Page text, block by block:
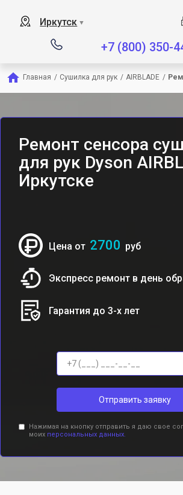
Иркутск ▼
+7 (800) 350-
Главная / Сушилка для рук / AIRBLADE /
Ремонт сенсора
для рук Dyson
Иркутске
Цена от 2700 руб
Экспресс ремонт в день
Гарантия до 3-х лет
Отправить заявку
Нажимая на кнопку отправить я даю свое
моих персональных данных.